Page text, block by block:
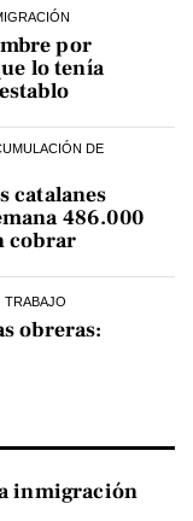
por
lo tenía
DE
catalanes
486.000
cobrar
TRABAJO
obreras:
inmigración